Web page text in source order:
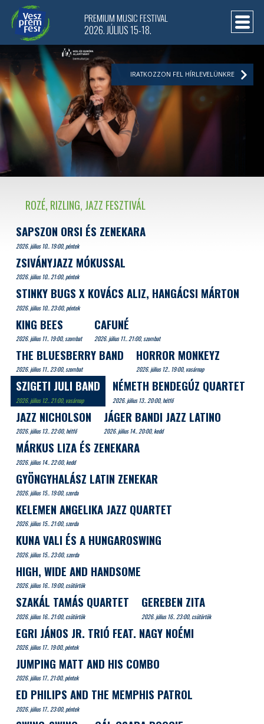
ROZÉ, RIZLING, JAZZ FESZTIVÁL
SAPSZON ORSI ÉS ZENEKARA
2026. július 10.. 19:00, péntek
ZSIVÁNYJAZZ MÓKUSSAL
2026. július 10.. 21:00, péntek
STINKY BUGS X KOVÁCS ALIZ, HANGÁCSI MÁRTON
2026. július 10.. 23:00, péntek
KING BEES
2026. július 11.. 19:00, szombat
CAFUNÉ
2026. július 11.. 21:00, szombat
THE BLUESBERRY BAND
2026. július 11.. 23:00, szombat
HORROR MONKEYZ
2026. július 12.. 19:00, vasárnap
SZIGETI JULI BAND
2026. július 12.. 21:00, vasárnap
NÉMETH BENDEGÚZ QUARTET
2026. július 13.. 20:00, hétfő
JAZZ NICHOLSON
2026. július 13.. 22:00, hétfő
JÁGER BANDI JAZZ LATINO
2026. július 14.. 20:00, kedd
MÁRKUS LIZA ÉS ZENEKARA
2026. július 14.. 22:00, kedd
GYÖNGYHALÁSZ LATIN ZENEKAR
2026. július 15.. 19:00, szerda
KELEMEN ANGELIKA JAZZ QUARTET
2026. július 15.. 21:00, szerda
KUNA VALI ÉS A HUNGAROSWING
2026. július 15.. 23:00, szerda
HIGH, WIDE AND HANDSOME
2026. július 16.. 19:00, csütörtök
SZAKÁL TAMÁS QUARTET
2026. július 16.. 21:00, csütörtök
GEREBEN ZITA
2026. július 16.. 23:00, csütörtök
EGRI JÁNOS JR. TRIÓ FEAT. NAGY NOÉMI
2026. július 17.. 19:00, péntek
JUMPING MATT AND HIS COMBO
2026. július 17.. 21:00, péntek
ED PHILIPS AND THE MEMPHIS PATROL
2026. július 17.. 23:00, péntek
PREMIUM MUSIC FESTIVAL
2026. JÚLIUS 15-18.
IRATKOZZON FEL HÍRLEVELÜNKRE